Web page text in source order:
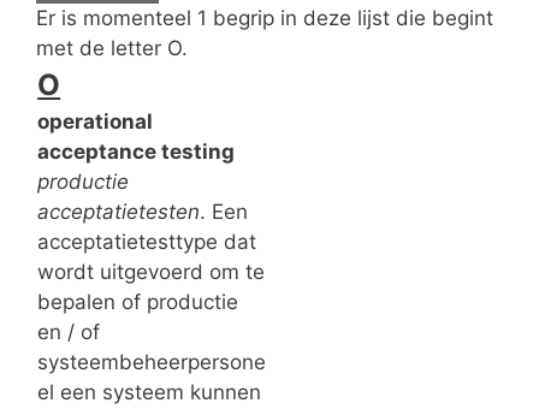
Er is momenteel 1 begrip in deze lijst die begint
met de letter O.
O
operational
acceptance testing
productie
acceptatietesten. Een
acceptatietesttype dat
wordt uitgevoerd om te
bepalen of productie
en / of
systeembeheerpersone
el een systeem kunnen